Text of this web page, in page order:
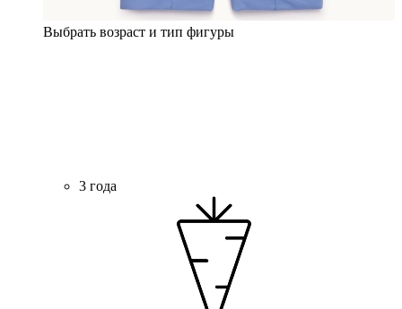
Выбрать возраст и тип фигуры
3 года